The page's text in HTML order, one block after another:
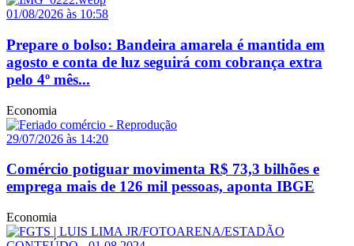
01/08/2026 às 10:58
Prepare o bolso: Bandeira amarela é mantida em
agosto e conta de luz seguirá com cobrança extra
pelo 4º mês...
Economia
29/07/2026 às 14:20
Comércio potiguar movimenta R$ 73,3 bilhões e
emprega mais de 126 mil pessoas, aponta IBGE
Economia